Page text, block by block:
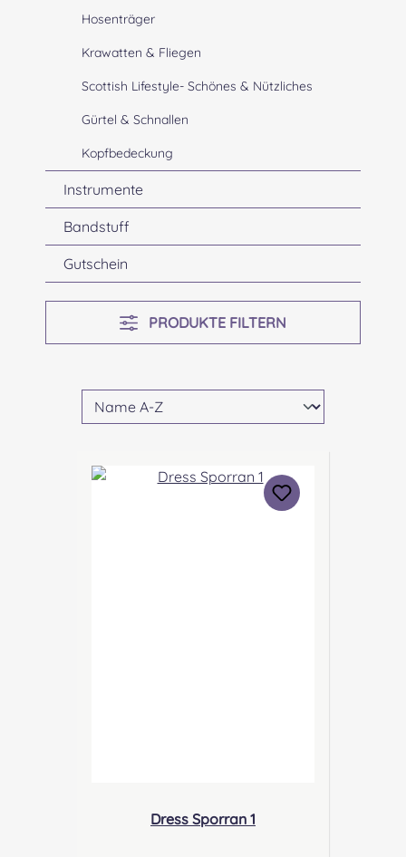
Hosenträger
Krawatten & Fliegen
Scottish Lifestyle- Schönes & Nützliches
Gürtel & Schnallen
Kopfbedeckung
Instrumente
Bandstuff
Gutschein
PRODUKTE FILTERN
Dress Sporran 1